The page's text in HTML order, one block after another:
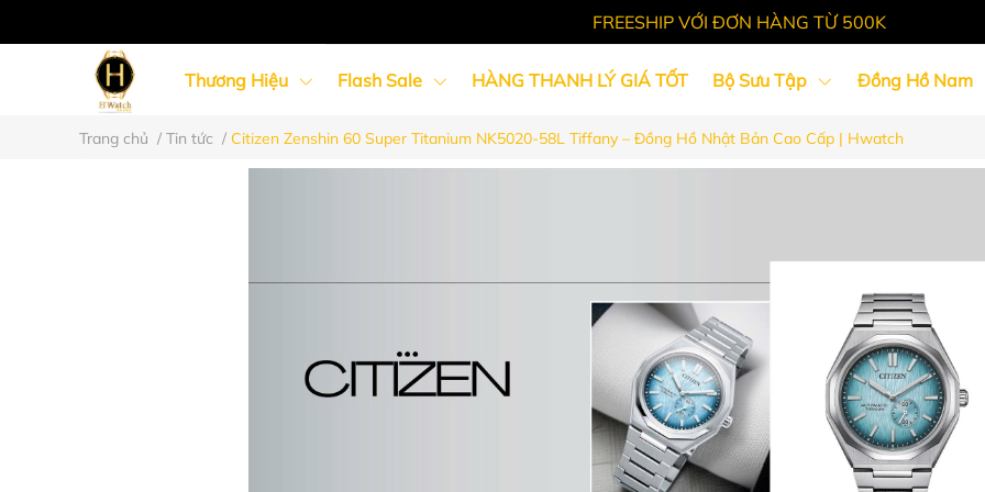
FREESHIP VỚI ĐƠN HÀNG TỪ 500K
Thương Hiệu Flash Sale HÀNG THANH LÝ GIÁ TỐT Bộ Sưu Tập Đồng Hồ Nam
Đồng Hồ Cặp Đôi
Trang chủ / Tin tức / Citizen Zenshin 60 Super Titanium NK5020-58L Tiffany – Đồng Hồ Nhật Bản Cao Cấp | Hwatch